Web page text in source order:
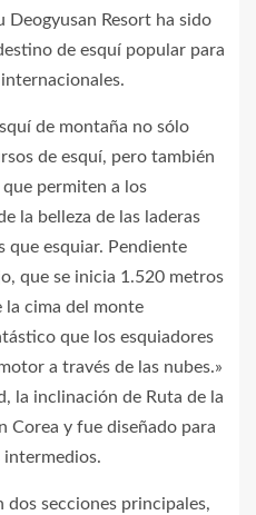
Resort ha sido
de esquí popular para
de montaña no sólo
de esquí, pero también
permiten a los
la belleza de las laderas
que esquiar. Pendiente
que se inicia 1.520 metros
la cima del monte
que los esquiadores
a través de las nubes.»
la inclinación de Ruta de la
Corea y fue diseñado para
intermedios.
dos secciones principales,